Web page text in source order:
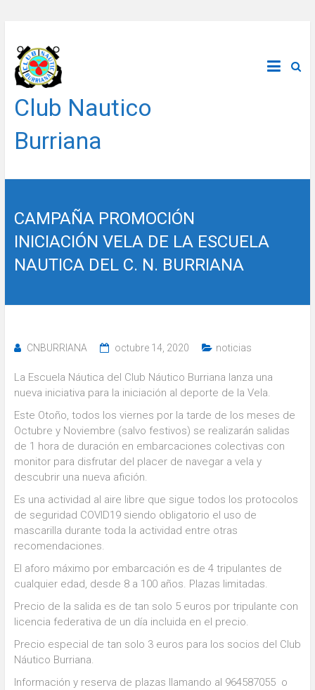
contenido
Club Nautico
Burriana
CAMPAÑA PROMOCIÓN
INICIACIÓN VELA DE LA ESCUELA
NAUTICA DEL C. N. BURRIANA
CNBURRIANA octubre 14, 2020 noticias
La Escuela Náutica del Club Náutico Burriana lanza una
nueva iniciativa para la iniciación al deporte de la Vela.
Este Otoño, todos los viernes por la tarde de los meses de
Octubre y Noviembre (salvo festivos) se realizarán salidas
de 1 hora de duración en embarcaciones colectivas con
monitor para disfrutar del placer de navegar a vela y
descubrir una nueva afición.
Es una actividad al aire libre que sigue todos los protocolos
de seguridad COVID19 siendo obligatorio el uso de
mascarilla durante toda la actividad entre otras
recomendaciones.
El aforo máximo por embarcación es de 4 tripulantes de
cualquier edad, desde 8 a 100 años. Plazas limitadas.
Precio de la salida es de tan solo 5 euros por tripulante con
licencia federativa de un día incluida en el precio.
Precio especial de tan solo 3 euros para los socios del Club
Náutico Burriana.
Información y reserva de plazas llamando al 964587055 o